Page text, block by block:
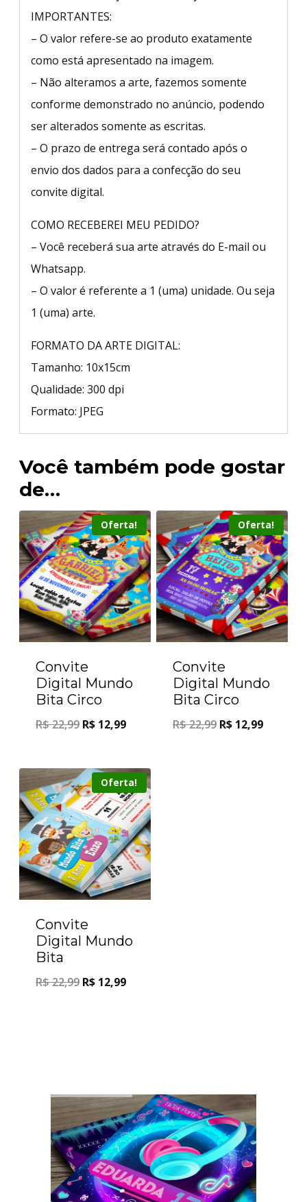
IMPORTANTES:
– O valor refere-se ao produto exatamente
como está apresentado na imagem.
– Não alteramos a arte, fazemos somente
conforme demonstrado no anúncio, podendo
ser alterados somente as escritas.
– O prazo de entrega será contado após o
envio dos dados para a confecção do seu
convite digital.
COMO RECEBEREI MEU PEDIDO?
– Você receberá sua arte através do E-mail ou
Whatsapp.
– O valor é referente a 1 (uma) unidade. Ou seja
1 (uma) arte.
FORMATO DA ARTE DIGITAL:
Tamanho: 10x15cm
Qualidade: 300 dpi
Formato: JPEG
Você também pode gostar
de…
Oferta!
Convite
Digital Mundo
Bita Circo
R$22,99 R$ 12,99
Oferta!
Convite
Digital Mundo
Bita Circo
R$22,99 R$ 12,99
Oferta!
Convite
Digital Mundo
Bita
R$22,99 R$ 12,99